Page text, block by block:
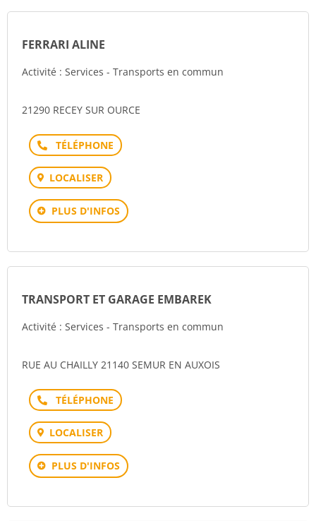
FERRARI ALINE
Activité : Services - Transports en commun
21290 RECEY SUR OURCE
Téléphone
LOCALISER
PLUS D'INFOS
TRANSPORT ET GARAGE EMBAREK
Activité : Services - Transports en commun
RUE AU CHAILLY 21140 SEMUR EN AUXOIS
Téléphone
LOCALISER
PLUS D'INFOS